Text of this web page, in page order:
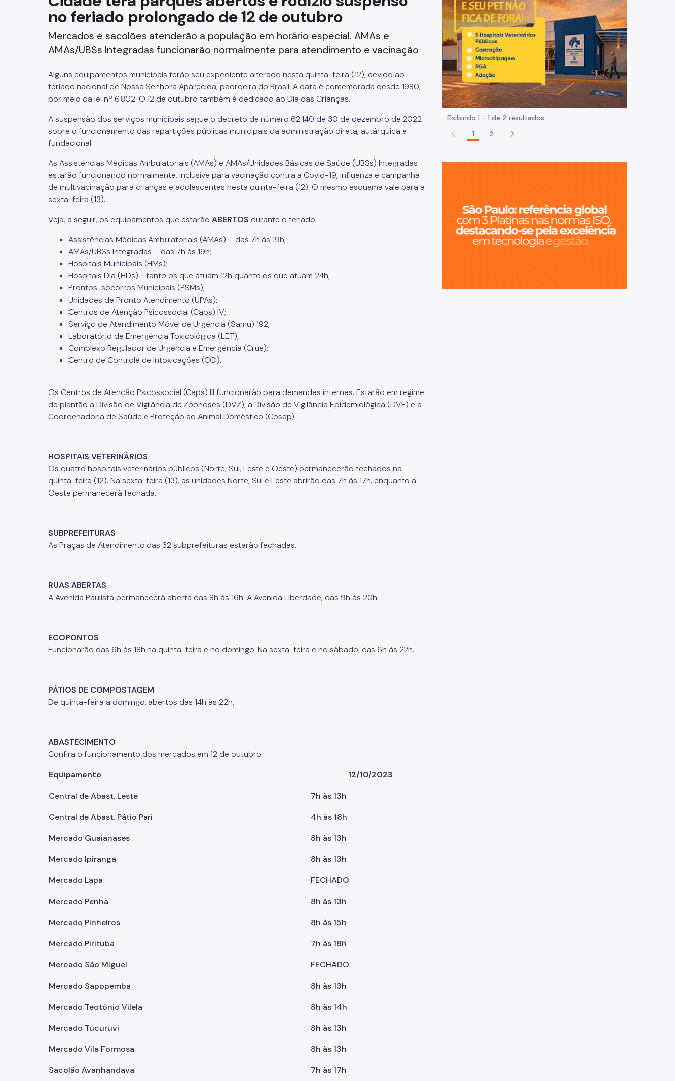
Fazenda
Funerários e Cemiteriais
Rua e Bairro
Segurança
Trabalho
Impostos e Taxas
Legislação
Nota do Milhão
Programas e Benefícios
Normas e procedimentos
no feriado prolongado de 12 de outubro
Mercados e sacolões atenderão a população em horário especial. AMAs e
AMAs/UBSs Integradas funcionarão normalmente para atendimento e vacinação
Alguns equipamentos municipais terão seu expediente alterado nesta quinta-feira (12), devido ao
feriado nacional de Nossa Senhora Aparecida, padroeira do Brasil. A data é comemorada desde 1980,
por meio da lei nº 6.802. O 12 de outubro também é dedicado ao Dia das Crianças.
A suspensão dos serviços municipais segue o decreto de número 62.140 de 30 de dezembro de 2022
sobre o funcionamento das repartições públicas municipais da administração direta, autárquica e
fundacional.
As Assistências Médicas Ambulatoriais (AMAs) e AMAs/Unidades Básicas de Saúde (UBSs) Integradas
estarão funcionando normalmente, inclusive para vacinação contra a Covid-19, influenza e campanha
de multivacinação para crianças e adolescentes nesta quinta-feira (12). O mesmo esquema vale para a
sexta-feira (13).
Veja, a seguir, os equipamentos que estarão ABERTOS durante o feriado:
Assistências Médicas Ambulatoriais (AMAs) – das 7h às 19h;
AMAs/UBSs Integradas – das 7h às 19h;
Hospitais Municipais (HMs);
Hospitais Dia (HDs) - tanto os que atuam 12h quanto os que atuam 24h;
Prontos-socorros Municipais (PSMs);
Unidades de Pronto Atendimento (UPAs);
Centros de Atenção Psicossocial (Caps) IV;
Serviço de Atendimento Móvel de Urgência (Samu) 192;
Laboratório de Emergência Toxicológica (LET);
Complexo Regulador de Urgência e Emergência (Crue);
Centro de Controle de Intoxicações (CCI).
Os Centros de Atenção Psicossocial (Caps) III funcionarão para demandas internas. Estarão em regime
de plantão a Divisão de Vigilância de Zoonoses (DVZ), a Divisão de Vigilância Epidemiológica (DVE) e a
Coordenadoria de Saúde e Proteção ao Animal Doméstico (Cosap).
HOSPITAIS VETERINÁRIOS
Os quatro hospitais veterinários públicos (Norte, Sul, Leste e Oeste) permanecerão fechados na
quinta-feira (12). Na sexta-feira (13), as unidades Norte, Sul e Leste abrirão das 7h às 17h, enquanto a
Oeste permanecerá fechada.
SUBPREFEITURAS
As Praças de Atendimento das 32 subprefeituras estarão fechadas.
RUAS ABERTAS
A Avenida Paulista permanecerá aberta das 8h às 16h. A Avenida Liberdade, das 9h às 20h.
ECOPONTOS
Funcionarão das 6h às 18h na quinta-feira e no domingo. Na sexta-feira e no sábado, das 6h às 22h.
PÁTIOS DE COMPOSTAGEM
De quinta-feira a domingo, abertos das 14h às 22h.
ABASTECIMENTO
Confira o funcionamento dos mercados em 12 de outubro
Equipamento
12/10/2023
Central de Abast. Leste
7h às 13h
Central de Abast. Pátio Pari
4h às 18h
Mercado Guaianases
8h às 13h
Mercado Ipiranga
8h às 13h
Mercado Lapa
FECHADO
Mercado Penha
8h às 13h
Mercado Pinheiros
8h às 15h
Mercado Pirituba
7h às 18h
Mercado São Miguel
FECHADO
Mercado Sapopemba
8h às 13h
Mercado Teotônio Vilela
8h às 14h
Mercado Tucuruvi
8h às 13h
Mercado Vila Formosa
8h às 13h
Sacolão Avanhandava
7h às 17h
Exibindo 1 - 1 de 2 resultados.
1
2